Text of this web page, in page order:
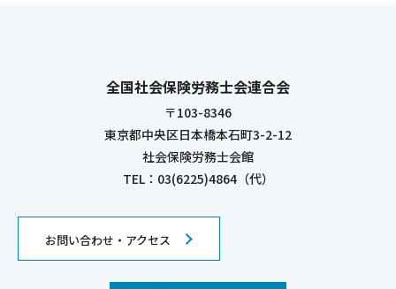
全国社会保険労務士会連合会
〒103-8346
東京都中央区日本橋本石町3-2-12
社会保険労務士会館
TEL：03(6225)4864（代）
お問い合わせ・アクセス